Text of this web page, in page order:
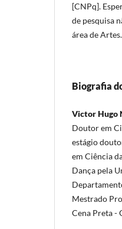
[CNPq].
de pesquisa
área de Artes.
Biografia
Victor Hugo
Doutor em
estágio
em Ciência
Dança pela
Mestrado
Cena Preta -